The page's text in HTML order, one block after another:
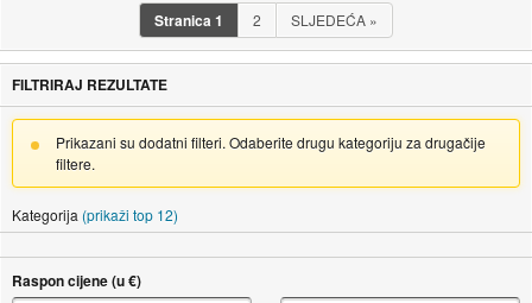
Stranica1 2 SLJEDEĆA »
FILTRIRAJ REZULTATE
Prikazani su dodatni filteri. Odaberite drugu kategoriju za drugačije
filtere.
Kategorija (prikaži top 12)
Raspon cijene (u €)